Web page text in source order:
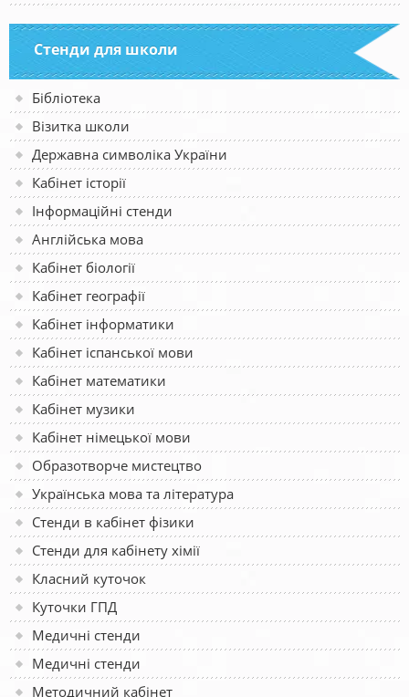
Стенди для школи
Бібліотека
Візитка школи
Державна символіка України
Кабінет історії
Інформаційні стенди
Англійська мова
Кабінет біології
Кабінет географії
Кабінет інформатики
Кабінет іспанської мови
Кабінет математики
Кабінет музики
Кабінет німецької мови
Образотворче мистецтво
Українська мова та література
Стенди в кабінет фізики
Стенди для кабінету хімії
Класний куточок
Куточки ГПД
Медичні стенди
Медичні стенди
Методичний кабінет